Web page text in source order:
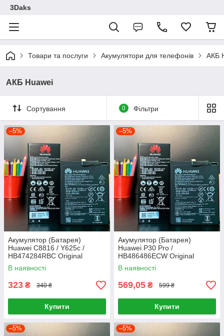
3Daks
Товари та послуги Акумулятори для телефонів АКБ
АКБ Huawei
Сортування 0 Фільтри
–5%
Акумулятор (Батарея)
Huawei C8816 / Y625c /
HB474284RBC Original
В наявності
323 ₴ 340 ₴
Купити
–5%
Акумулятор (Батарея)
Huawei P30 Pro /
HB486486ECW Original
В наявності
569,05 ₴ 599 ₴
Купити
–5% –5%